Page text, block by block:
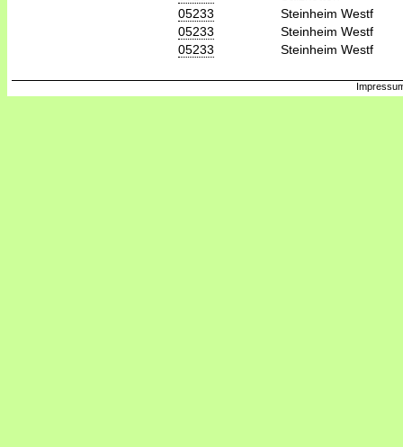
05233
Steinheim Westf
05233
Steinheim Westf
05233
Steinheim Westf